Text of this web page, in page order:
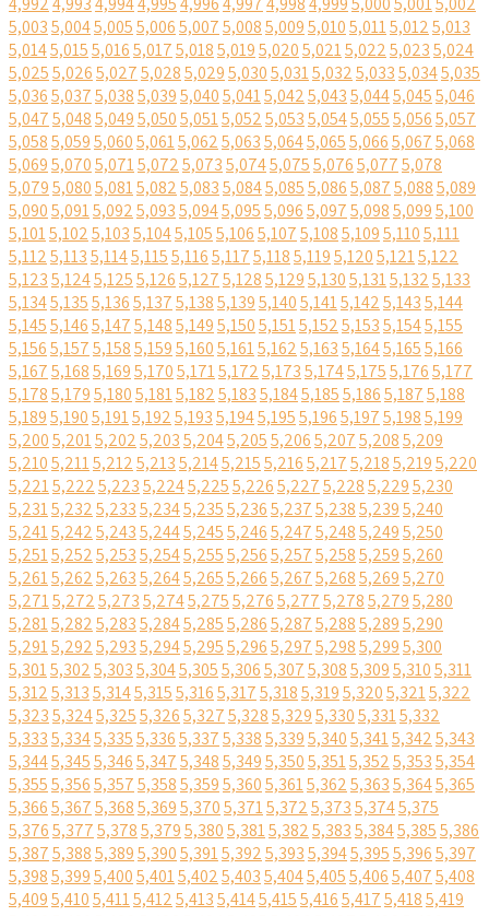
5,0035,0045,0055,0065,0075,0085,0095,0105,0115,0125,013
5,0145,0155,0165,0175,0185,0195,0205,0215,0225,0235,024
5,0255,0265,0275,0285,0295,0305,0315,0325,0335,0345,035
5,0365,0375,0385,0395,0405,0415,0425,0435,0445,0455,046
5,0475,0485,0495,0505,0515,0525,0535,0545,0555,0565,057
5,0585,0595,0605,0615,0625,0635,0645,0655,0665,0675,068
5,0695,0705,0715,0725,0735,0745,0755,0765,0775,078
5,0795,0805,0815,0825,0835,0845,0855,0865,0875,0885,089
5,0905,0915,0925,0935,0945,0955,0965,0975,0985,0995,100
5,1015,1025,1035,1045,1055,1065,1075,1085,1095,1105,111
5,1125,1135,1145,1155,1165,1175,1185,1195,1205,1215,122
5,1235,1245,1255,1265,1275,1285,1295,1305,1315,1325,133
5,1345,1355,1365,1375,1385,1395,1405,1415,1425,1435,144
5,1455,1465,1475,1485,1495,1505,1515,1525,1535,1545,155
5,1565,1575,1585,1595,1605,1615,1625,1635,1645,1655,166
5,1675,1685,1695,1705,1715,1725,1735,1745,1755,1765,177
5,1785,1795,1805,1815,1825,1835,1845,1855,1865,1875,188
5,1895,1905,1915,1925,1935,1945,1955,1965,1975,1985,199
5,2005,2015,2025,2035,2045,2055,2065,2075,2085,209
5,2105,2115,2125,2135,2145,2155,2165,2175,2185,2195,220
5,2215,2225,2235,2245,2255,2265,2275,2285,2295,230
5,2315,2325,2335,2345,2355,2365,2375,2385,2395,240
5,2415,2425,2435,2445,2455,2465,2475,2485,2495,250
5,2515,2525,2535,2545,2555,2565,2575,2585,2595,260
5,2615,2625,2635,2645,2655,2665,2675,2685,2695,270
5,2715,2725,2735,2745,2755,2765,2775,2785,2795,280
5,2815,2825,2835,2845,2855,2865,2875,2885,2895,290
5,2915,2925,2935,2945,2955,2965,2975,2985,2995,300
5,3015,3025,3035,3045,3055,3065,3075,3085,3095,3105,311
5,3125,3135,3145,3155,3165,3175,3185,3195,3205,3215,322
5,3235,3245,3255,3265,3275,3285,3295,3305,3315,332
5,3335,3345,3355,3365,3375,3385,3395,3405,3415,3425,343
5,3445,3455,3465,3475,3485,3495,3505,3515,3525,3535,354
5,3555,3565,3575,3585,3595,3605,3615,3625,3635,3645,365
5,3665,3675,3685,3695,3705,3715,3725,3735,3745,375
5,3765,3775,3785,3795,3805,3815,3825,3835,3845,3855,386
5,3875,3885,3895,3905,3915,3925,3935,3945,3955,3965,397
5,3985,3995,4005,4015,4025,4035,4045,4055,4065,4075,408
5,4095,4105,4115,4125,4135,4145,4155,4165,4175,4185,419